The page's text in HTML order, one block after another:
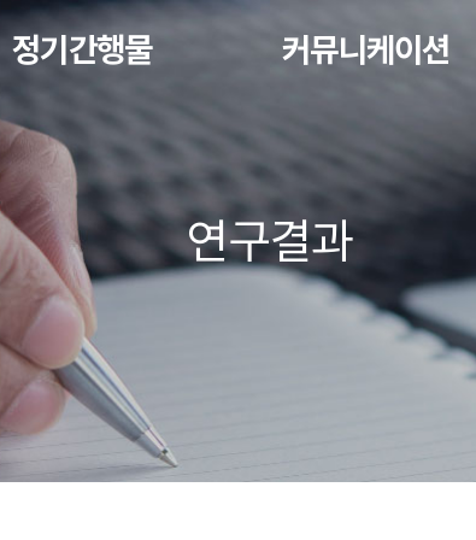
정기간행물 커뮤니케이션
연구결과